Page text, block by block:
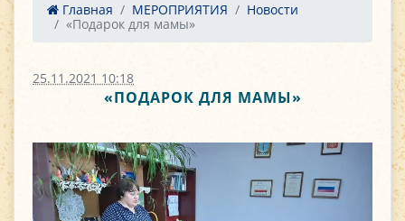
Главная МЕРОПРИЯТИЯ
Новости
«Подарок для мамы»
25.11.2021 10:18
«ПОДАРОК ДЛЯ МАМЫ»